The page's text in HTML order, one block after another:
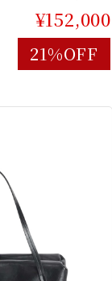
¥152,000
21%OFF